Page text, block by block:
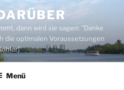
dann wird sie sagen: "Danke
die optimalen Voraussetzungen
Menü